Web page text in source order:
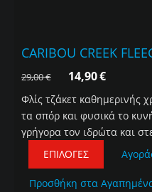
CARIBOU CREEK
29,00€ 14,90€
Φλίς τζάκετ καθημερινής
τα σπόρ και φυσικά το
γρήγορα τον ιδρώτα και
ΕΠΙΛΟΓΈΣ
Προσθήκη στα